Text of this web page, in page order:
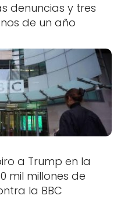
denuncias y tres
de un año
a Trump en la
mil millones de
la BBC